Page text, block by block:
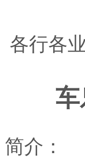
各行各业
简介：